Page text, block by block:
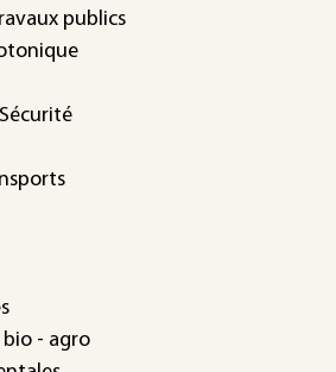
publics
bio - agro